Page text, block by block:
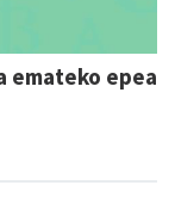
emateko epea